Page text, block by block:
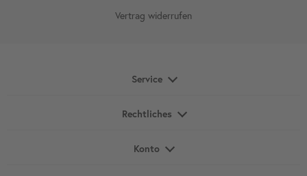
Vertrag widerrufen
Service
Rechtliches
Konto